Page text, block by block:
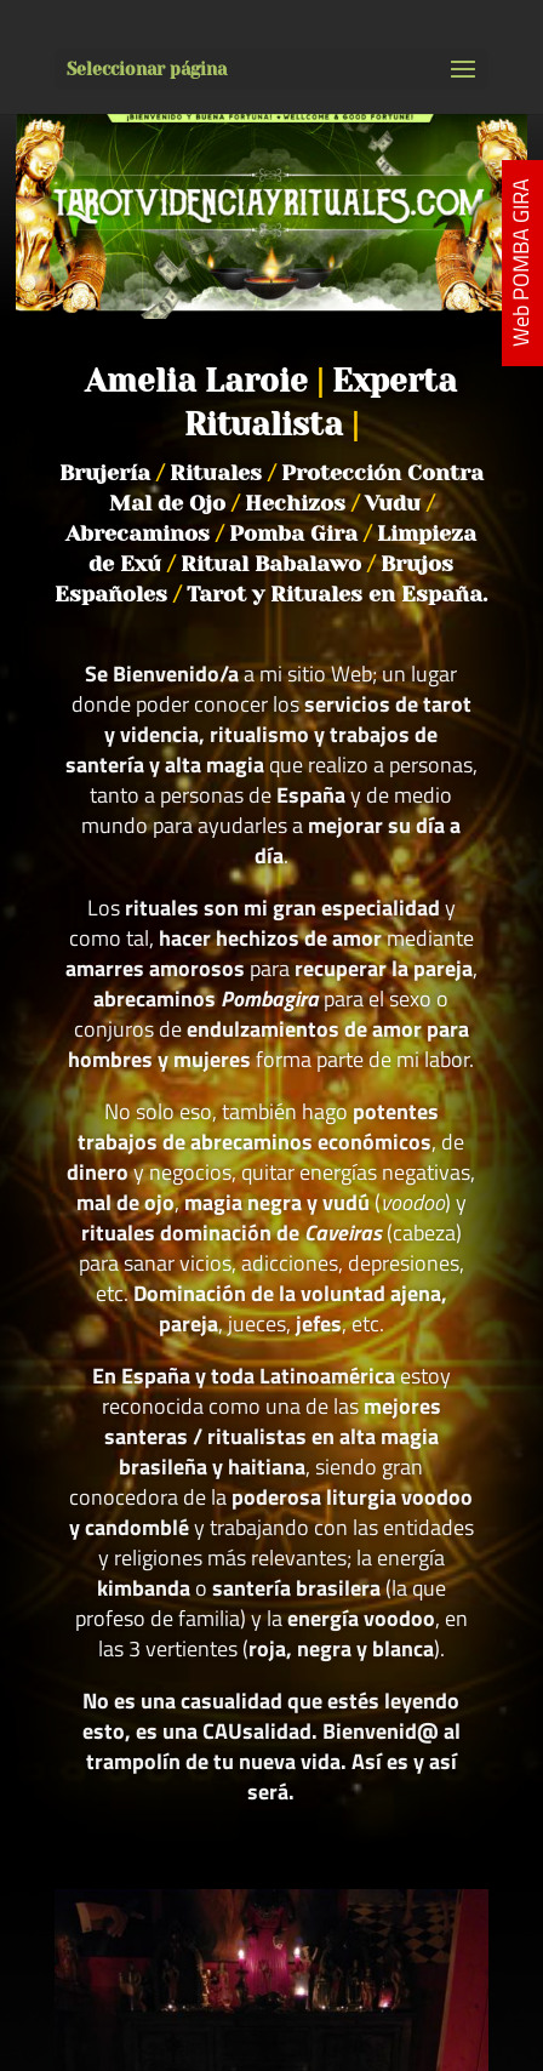
Seleccionar página
Amelia Laroie
Experta
Ritualista
Brujería /Rituales /Protección Contra
Mal de Ojo /Hechizos/Vudu/
Abrecaminos/Pomba Gira/Limpieza
de Exú/Ritual Babalawo/Brujos
Españoles/Tarot y Rituales en España.
Se Bienvenido/aa mi sitio Web; un lugar
donde poder conocer losservicios de tarot
y videncia, ritualismo y trabajos de
santería y alta magiaque realizo a personas,
tanto a personas deEspañay de medio
mundo para ayudarles amejorar su día a
día.
Losrituales son mi gran especialidady
como tal, hacer hechizos de amormediante
amarres amorosospararecuperar la pareja,
abrecaminosPombagirapara el sexo o
conjuros deendulzamientos de amor para
hombres y mujeresforma parte de mi labor.
No solo eso, también hagopotentes
trabajos de abrecaminos económicos, de
dineroy negocios, quitar energías negativas,
mal de ojo,magia negra y vudú(voodoo) y
rituales dominación deCaveiras(cabeza)
para sanar vicios, adicciones, depresiones,
etc.Dominación de la voluntad ajena,
pareja, jueces,jefes, etc.
En España y toda Latinoaméricaestoy
reconocida como una de lasmejores
santeras / ritualistas en alta magia
brasileña y haitiana, siendo gran
conocedora de lapoderosa liturgia voodoo
y candombléy trabajando con las entidades
y religiones más relevantes; la energía
kimbandaosantería brasilera(la que
profeso de familia) y laenergía voodoo, en
las 3 vertientes (roja, negra y blanca).
No es una casualidad que estés leyendo
esto, es una CAUsalidad. Bienvenid@ al
trampolín de tu nueva vida. Así es y así
será.
Web POMBA GIRA